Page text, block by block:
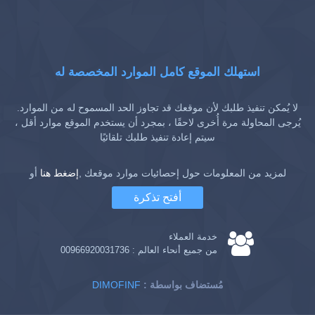
استهلك الموقع كامل الموارد المخصصة له
لا يُمكن تنفيذ طلبك لأن موقعك قد تجاوز الحد المسموح له من الموارد.
يُرجى المحاولة مرة أُخرى لاحقًا ، بمجرد أن يستخدم الموقع موارد أقل ،
سيتم إعادة تنفيذ طلبك تلقائيًا
لمزيد من المعلومات حول إحصائيات موارد موقعك ,إضغط هنا أو
أفتح تذكرة
خدمة العملاء
من جميع أنحاء العالم : 00966920031736
DIMOFINF : مُستضاف بواسطة